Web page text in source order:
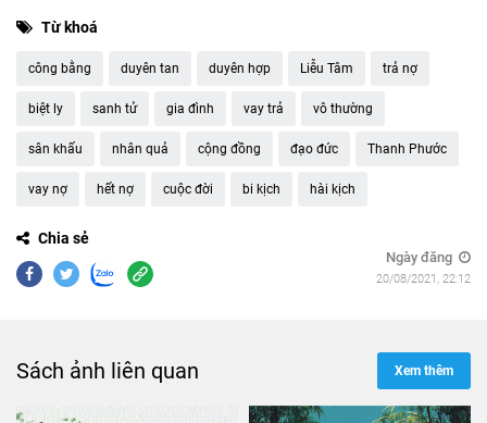
Từ khoá
công bằng duyên tan duyên hợp Liễu Tâm trả nợ
biệt ly sanh tử gia đình vay trả vô thường
sân khấu nhân quả cộng đồng đạo đức Thanh Phước
vay nợ hết nợ cuộc đời bi kịch hài kịch
Chia sẻ
Ngày đăng
20/08/2021, 22:12
Sách ảnh liên quan Xem thêm